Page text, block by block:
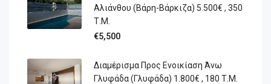
Αλιάνθου (Βάρη-Βάρκιζα) 5.500€ , 350
Τ.Μ.
€5,500
Διαμέρισμα Προς Ενοικίαση Άνω
Γλυφάδα (Γλυφάδα) 1.800€ , 180 Τ.Μ.